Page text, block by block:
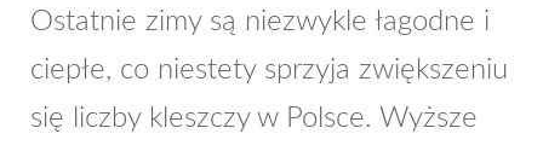
Ostatnie zimy są niezwykle łagodne i
ciepłe, co niestety sprzyja zwiększeniu
się liczby kleszczy w Polsce. Wyższe